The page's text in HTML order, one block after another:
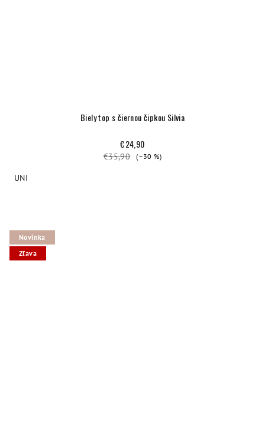
Biely top s čiernou čipkou Silvia
€24,90
€35,90 (–30 %)
UNI
Novinka
Zľava